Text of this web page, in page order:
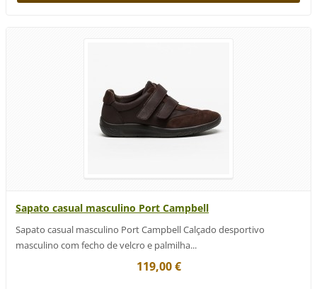
Sapato casual masculino Port Campbell
Sapato casual masculino Port Campbell Calçado desportivo
masculino com fecho de velcro e palmilha...
119,00 €